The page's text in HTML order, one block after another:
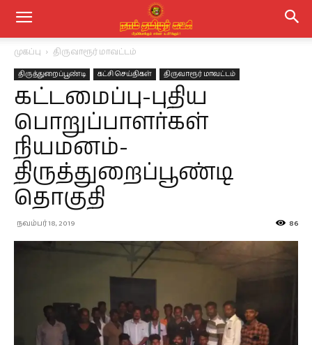
முகப்பு திருவாரூர் மாவட்டம்
திருத்துறைப்பூண்டி கட்சி செய்திகள் திருவாரூர் மாவட்டம்
கட்டமைப்பு-புதிய
பொறுப்பாளர்கள்
நியமனம்-
திருத்துறைப்பூண்டி
தொகுதி
நவம்பர் 18, 2019 86